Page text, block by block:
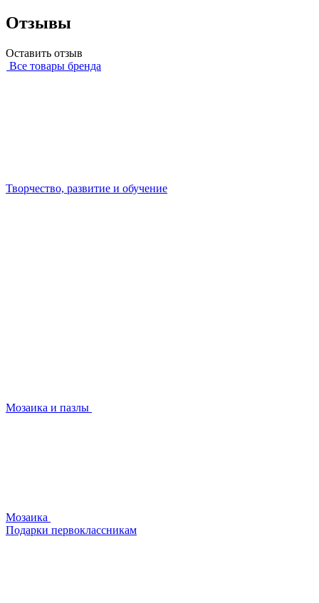
Отзывы
Оставить отзыв
Все товары бренда
Творчество, развитие и обучение
Мозаика и пазлы
Мозаика
Подарки первоклассникам